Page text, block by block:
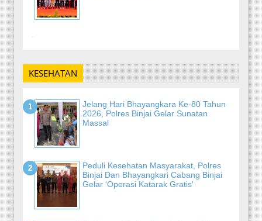
-
KESEHATAN
Jelang Hari Bhayangkara Ke-80 Tahun
2026, Polres Binjai Gelar Sunatan
Massal
Peduli Kesehatan Masyarakat, Polres
Binjai Dan Bhayangkari Cabang Binjai
Gelar 'Operasi Katarak Gratis'